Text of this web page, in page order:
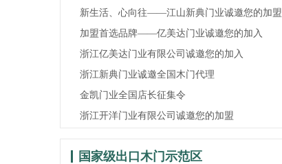
新生活、心向往——江山新典门业诚邀您的加盟
加盟首选品牌——亿美达门业诚邀您的加入
浙江亿美达门业有限公司诚邀您的加入
浙江新典门业诚邀全国木门代理
金凯门业全国店长征集令
浙江开洋门业有限公司诚邀您的加盟
国家级出口木门示范区